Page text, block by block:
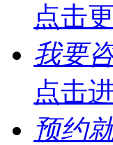
点击
我要
点击
预约